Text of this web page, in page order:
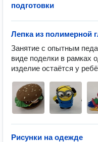
подготовки
Лепка из полимерной
Занятие с опытным
виде поделки в рамках
изделие остаётся у
Рисунки на одежде